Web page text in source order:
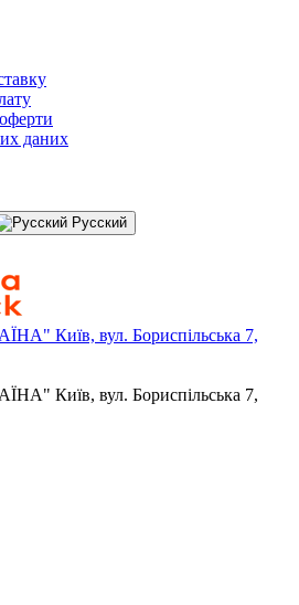
даних
Русский
Київ, вул. Бориспільська 7,
Київ, вул. Бориспільська 7,